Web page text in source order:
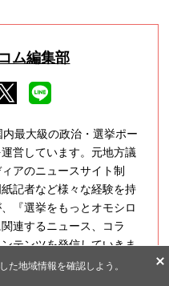
ム編集部
最大級の政治・選挙ポー
営しています。元地方議
アのニュースサイト制
記者など様々な経験を持
『選挙をもっとオモシロ
連するニュース、コラ
テンツを発信していきま
た地域情報を確認しよう。